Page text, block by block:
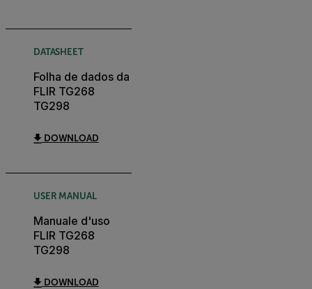
DATASHEET
Folha de dados da
FLIR TG268
TG298
DOWNLOAD
USER MANUAL
Manuale d'uso
FLIR TG268
TG298
DOWNLOAD